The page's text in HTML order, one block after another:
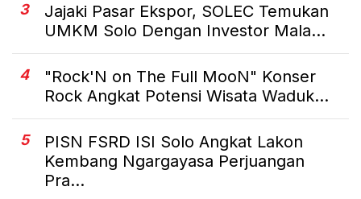
3
Jajaki Pasar Ekspor, SOLEC Temukan
UMKM Solo Dengan Investor Mala...
4
"Rock'N on The Full MooN" Konser
Rock Angkat Potensi Wisata Waduk...
5
PISN FSRD ISI Solo Angkat Lakon
Kembang Ngargayasa Perjuangan
Pra...